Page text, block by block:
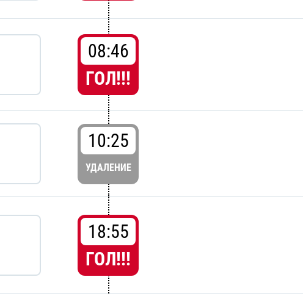
08:46
ГОЛ!!!
10:25
УДАЛЕНИЕ
18:55
ГОЛ!!!